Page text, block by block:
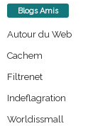
Blogs Amis
Autour du Web
Cachem
Filtrenet
Indeflagration
Worldissmall